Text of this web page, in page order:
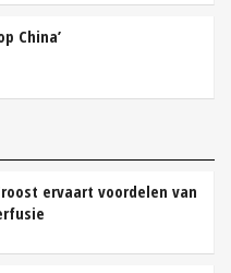
China’
ervaart voordelen van